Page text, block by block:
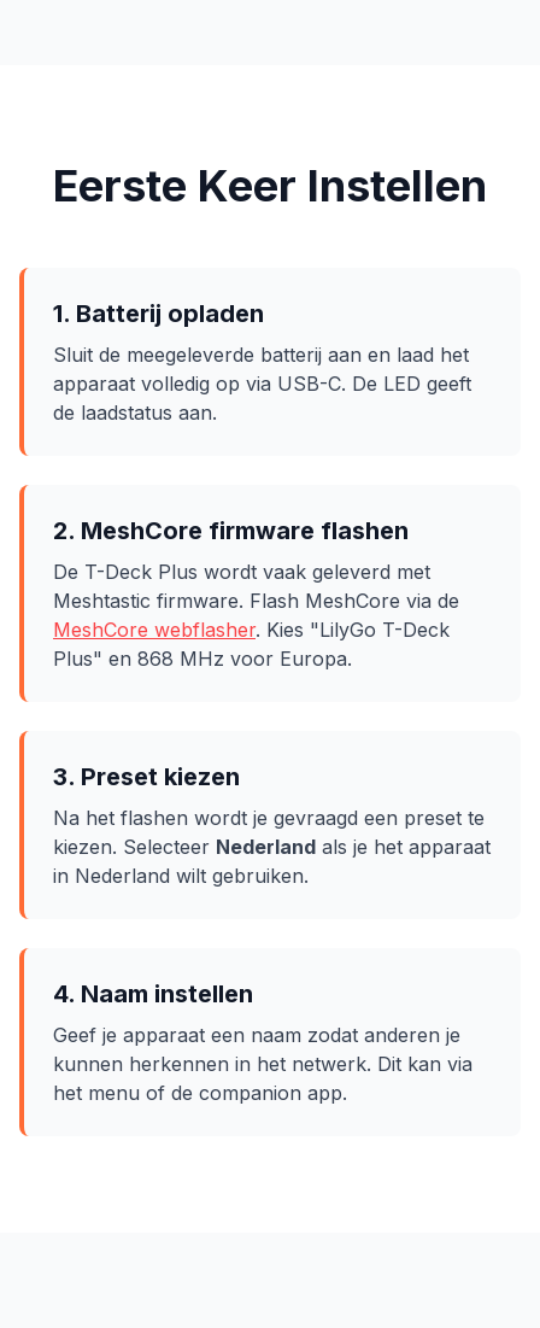
Eerste Keer Instellen
1. Batterij opladen
Sluit de meegeleverde batterij aan en laad het
apparaat volledig op via USB-C. De LED geeft
de laadstatus aan.
2. MeshCore firmware flashen
De T-Deck Plus wordt vaak geleverd met
Meshtastic firmware. Flash MeshCore via de
MeshCore webflasher. Kies "LilyGo T-Deck
Plus" en 868 MHz voor Europa.
3. Preset kiezen
Na het flashen wordt je gevraagd een preset te
kiezen. Selecteer Nederland als je het apparaat
in Nederland wilt gebruiken.
4. Naam instellen
Geef je apparaat een naam zodat anderen je
kunnen herkennen in het netwerk. Dit kan via
het menu of de companion app.